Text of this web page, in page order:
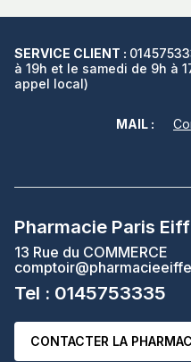
SERVICE CLIENT :
à 19h et le samedi de 9h à
appel local)
MAIL :
Pharmacie Paris
13 Rue du COMMERCE
Tel : 0145753335
CONTACTER LA